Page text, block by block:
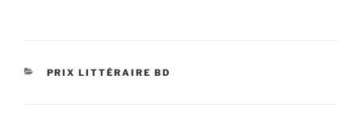
CATÉGORIES
PRIX LITTÉRAIRE BD